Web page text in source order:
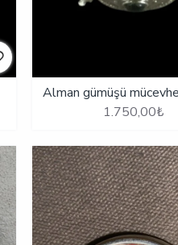
Alman gümüşü
1.750,00₺